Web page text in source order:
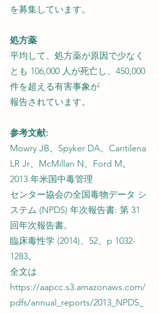
を募集しています。
処方薬
平均して、処方薬が原因で少なく
とも 106,000 人が死亡し、450,000
件を超える有害事象が
報告されています。
参考文献:
Mowry JB、Spyker DA、Cantilena
LR Jr、McMillan N、Ford M。
2013 年米国中毒管理
センター協会の全国毒物データ シ
ステム (NPDS) 年次報告書: 第 31
回年次報告書。
臨床毒性学 (2014)、52、p 1032-
1283。
全文は
https://aapcc.s3.amazonaws.com/
pdfs/annual_reports/2013_NPDS_